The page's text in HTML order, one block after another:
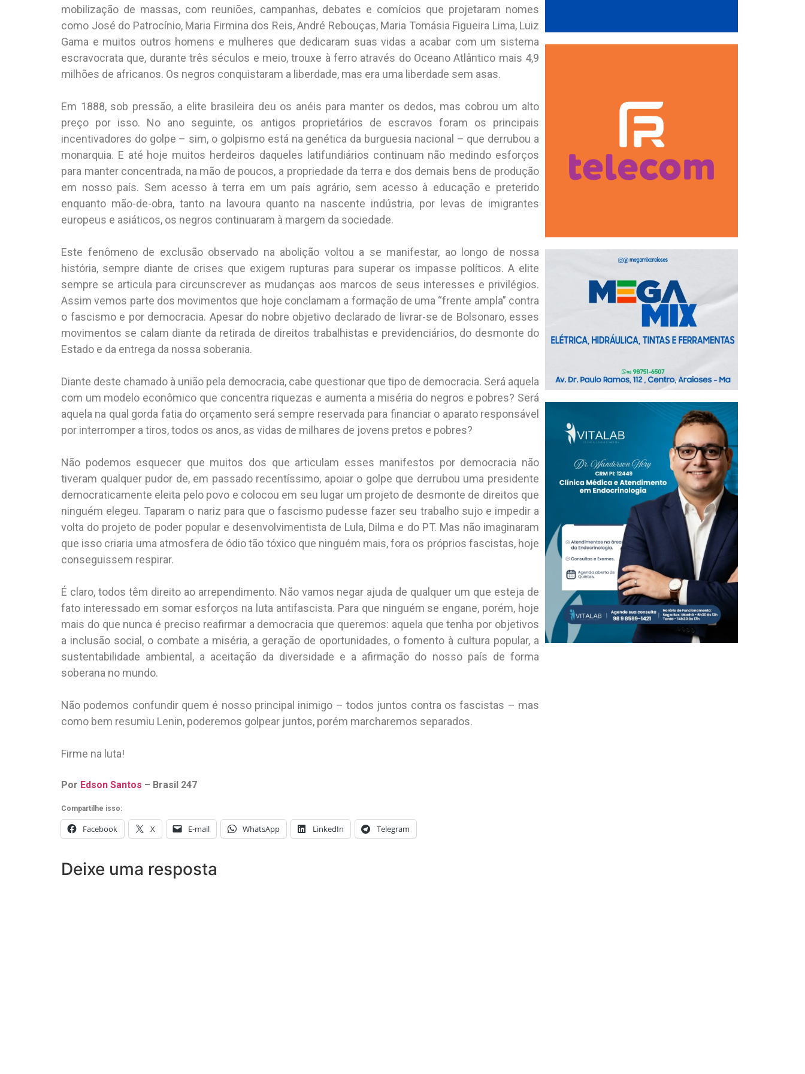
mobilização de massas, com reuniões, campanhas, debates e comícios que projetaram nomes
como José do Patrocínio, Maria Firmina dos Reis, André Rebouças, Maria Tomásia Figueira Lima, Luiz
Gama e muitos outros homens e mulheres que dedicaram suas vidas a acabar com um sistema
escravocrata que, durante três séculos e meio, trouxe à ferro através do Oceano Atlântico mais 4,9
milhões de africanos. Os negros conquistaram a liberdade, mas era uma liberdade sem asas.
Em 1888, sob pressão, a elite brasileira deu os anéis para manter os dedos, mas cobrou um alto
preço por isso. No ano seguinte, os antigos proprietários de escravos foram os principais
incentivadores do golpe – sim, o golpismo está na genética da burguesia nacional – que derrubou a
monarquia. E até hoje muitos herdeiros daqueles latifundiários continuam não medindo esforços
para manter concentrada, na mão de poucos, a propriedade da terra e dos demais bens de produção
em nosso país. Sem acesso à terra em um país agrário, sem acesso à educação e preterido
enquanto mão-de-obra, tanto na lavoura quanto na nascente indústria, por levas de imigrantes
europeus e asiáticos, os negros continuaram à margem da sociedade.
Este fenômeno de exclusão observado na abolição voltou a se manifestar, ao longo de nossa
história, sempre diante de crises que exigem rupturas para superar os impasse políticos. A elite
sempre se articula para circunscrever as mudanças aos marcos de seus interesses e privilégios.
Assim vemos parte dos movimentos que hoje conclamam a formação de uma “frente ampla” contra
o fascismo e por democracia. Apesar do nobre objetivo declarado de livrar-se de Bolsonaro, esses
movimentos se calam diante da retirada de direitos trabalhistas e previdenciários, do desmonte do
Estado e da entrega da nossa soberania.
Diante deste chamado à união pela democracia, cabe questionar que tipo de democracia. Será aquela
com um modelo econômico que concentra riquezas e aumenta a miséria do negros e pobres? Será
aquela na qual gorda fatia do orçamento será sempre reservada para financiar o aparato responsável
por interromper a tiros, todos os anos, as vidas de milhares de jovens pretos e pobres?
Não podemos esquecer que muitos dos que articulam esses manifestos por democracia não
tiveram qualquer pudor de, em passado recentíssimo, apoiar o golpe que derrubou uma presidente
democraticamente eleita pelo povo e colocou em seu lugar um projeto de desmonte de direitos que
ninguém elegeu. Taparam o nariz para que o fascismo pudesse fazer seu trabalho sujo e impedir a
volta do projeto de poder popular e desenvolvimentista de Lula, Dilma e do PT. Mas não imaginaram
que isso criaria uma atmosfera de ódio tão tóxico que ninguém mais, fora os próprios fascistas, hoje
conseguissem respirar.
É claro, todos têm direito ao arrependimento. Não vamos negar ajuda de qualquer um que esteja de
fato interessado em somar esforços na luta antifascista. Para que ninguém se engane, porém, hoje
mais do que nunca é preciso reafirmar a democracia que queremos: aquela que tenha por objetivos
a inclusão social, o combate a miséria, a geração de oportunidades, o fomento à cultura popular, a
sustentabilidade ambiental, a aceitação da diversidade e a afirmação do nosso país de forma
soberana no mundo.
Não podemos confundir quem é nosso principal inimigo – todos juntos contra os fascistas – mas
como bem resumiu Lenin, poderemos golpear juntos, porém marcharemos separados.
Firme na luta!
Por Edson Santos – Brasil 247
Compartilhe isso:
Facebook X E-mail WhatsApp LinkedIn Telegram
Deixe uma resposta